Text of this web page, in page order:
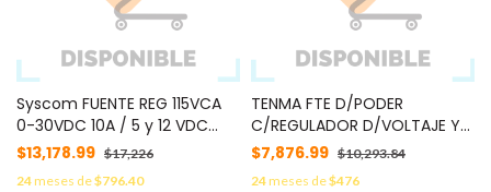
Syscom FUENTE REG 115VCA
0-30VDC 10A / 5 y 12 VDC
0.5A 72-7660
$13,178.99 $17,226
24meses de$796.40
TENMA FTE D/PODER
C/REGULADOR D/VOLTAJE Y
AMPERAJE 3-15Vcc 25A 72-
$7,876.99 $10,293.84
24meses de$476